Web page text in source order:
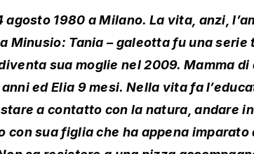
agosto 1980 a Milano. La vita, anzi,
Minusio: Tania – galeotta fu una
sua moglie nel 2009. Mamma di
ed Elia 9 mesi. Nella vita fa
a contatto con la natura, andare
con sua figlia che ha appena imparato
sa resistere a una pizza